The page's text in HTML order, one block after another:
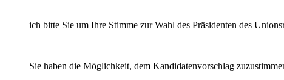
ich bitte Sie um Ihre Stimme zur Wahl des Präsidenten des
Sie haben die Möglichkeit, dem Kandidatenvorschlag